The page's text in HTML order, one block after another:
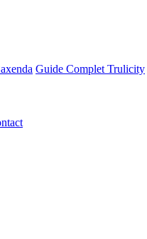
Guide Complet Trulicity